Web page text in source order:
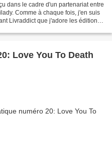
dans le cadre d'un partenariat entre
Comme à chaque fois, j'en suis
Livraddict que j'adore les éditions
Love You To Death